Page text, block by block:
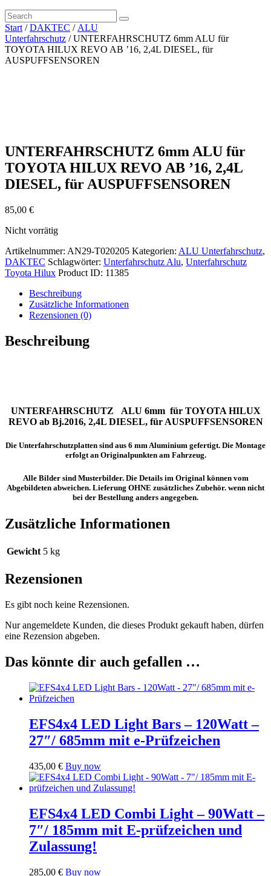
Start /DAKTEC / ALU
Unterfahrschutz / UNTERFAHRSCHUTZ 6mm ALU für
TOYOTA HILUX REVO AB ’16, 2,4L DIESEL, für
AUSPUFFSENSOREN
UNTERFAHRSCHUTZ 6mm ALU für
TOYOTA HILUX REVO AB ’16, 2,4L
DIESEL, für AUSPUFFSENSOREN
85,00 €
Nicht vorrätig
Artikelnummer: AN29-T020205 Kategorien: ALU Unterfahrschutz,
DAKTEC Schlagwörter: Unterfahrschutz Alu, Unterfahrschutz
Toyota Hilux Product ID: 11385
Beschreibung
Zusätzliche Informationen
Rezensionen (0)
Beschreibung
UNTERFAHRSCHUTZ ALU 6mm für TOYOTA HILUX
REVO ab Bj.2016, 2,4L DIESEL, für AUSPUFFSENSOREN
Die Unterfahrschutzplatten sind aus 6 mm Aluminium gefertigt. Die Montage
erfolgt an Originalpunkten am Fahrzeug.
Alle Bilder sind Musterbilder. Die Details im Original können vom
Abgebildeten abweichen. Lieferung OHNE zusätzliches Zubehör. wenn nicht
bei der Bestellung anders angegeben.
Zusätzliche Informationen
Gewicht 5 kg
Rezensionen
Es gibt noch keine Rezensionen.
Nur angemeldete Kunden, die dieses Produkt gekauft haben, dürfen
eine Rezension abgeben.
Das könnte dir auch gefallen …
EFS4x4 LED Light Bars – 120Watt –
27″/ 685mm mit e-Prüfzeichen
435,00 € Buy now
EFS4x4 LED Combi Light – 90Watt –
7″/ 185mm mit E-prüfzeichen und
Zulassung!
285,00 € Buy now